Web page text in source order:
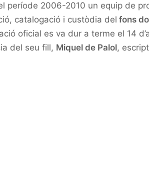
període 2006-2010 un equip de
catalogació i custòdia del fons
oficial es va dur a terme el 14
del seu fill, Miquel de Palol,